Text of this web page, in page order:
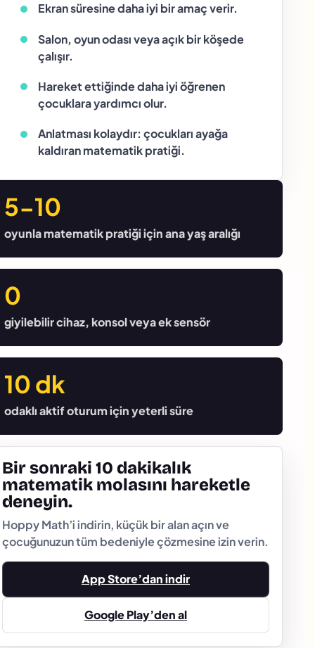
Ekran süresine daha iyi bir amaç verir.
Salon, oyun odası veya açık bir köşede
çalışır.
Hareket ettiğinde daha iyi öğrenen
çocuklara yardımcı olur.
Anlatması kolaydır: çocukları ayağa
kaldıran matematik pratiği.
5-10
oyunla matematik pratiği için ana yaş aralığı
0
giyilebilir cihaz, konsol veya ek sensör
10 dk
odaklı aktif oturum için yeterli süre
Bir sonraki 10 dakikalık
matematik molasını hareketle
deneyin.
Hoppy Math’i indirin, küçük bir alan açın ve
çocuğunuzun tüm bedeniyle çözmesine izin verin.
App Store’dan indir
Google Play’den al